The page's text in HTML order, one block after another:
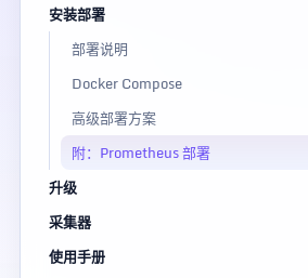
安装部署
部署说明
Docker Compose
高级部署方案
附：Prometheus 部署
升级
采集器
使用手册